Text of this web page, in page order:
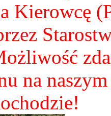
Kierowcę
na naszym